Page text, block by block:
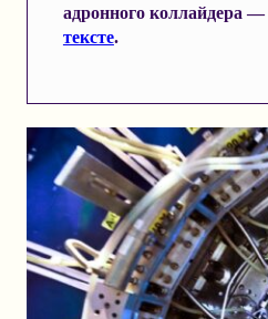
адронного коллайдера —
тексте.